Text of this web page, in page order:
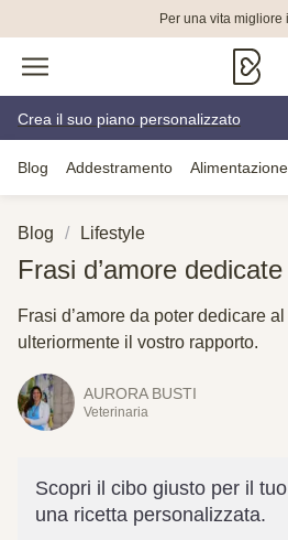
Per una vita migliore
Crea il suo piano personalizzato
Blog Addestramento Alimentazione
Blog Lifestyle
Frasi d’amore
Frasi d’amore da poter dedicare
ulteriormente il vostro rapporto.
AURORA BUSTI
Veterinaria
Scopri il cibo giusto per il
una ricetta personalizzata.